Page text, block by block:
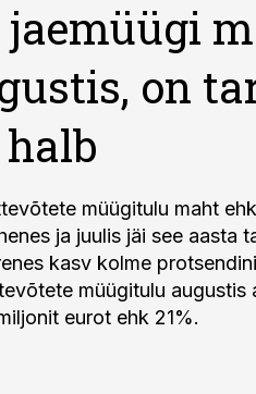
on
müügitulu maht
ja juulis jäi see aasta
kasv kolme
müügitulu augustis
eurot ehk 21%.